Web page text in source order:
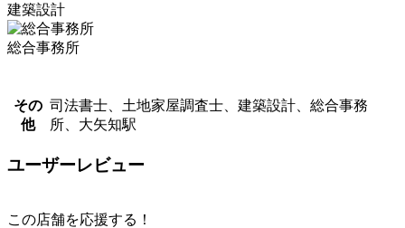
建築設計
総合事務所
その
他
司法書士、土地家屋調査士、建築設計、総合事務
所、大矢知駅
ユーザーレビュー
この店舗を応援する！